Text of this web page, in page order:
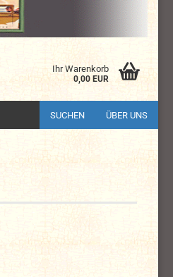
Ihr Warenkorb
0,00 EUR
SUCHEN ÜBER UNS